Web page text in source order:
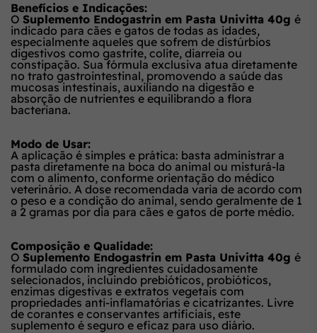
Benefícios e Indicações:
O Suplemento Endogastrin em Pasta Univitta 40g é
indicado para cães e gatos de todas as idades,
especialmente aqueles que sofrem de distúrbios
digestivos como gastrite, colite, diarreia ou
constipação. Sua fórmula exclusiva atua diretamente
no trato gastrointestinal, promovendo a saúde das
mucosas intestinais, auxiliando na digestão e
absorção de nutrientes e equilibrando a flora
bacteriana.
Modo de Usar:
A aplicação é simples e prática: basta administrar a
pasta diretamente na boca do animal ou misturá-la
com o alimento, conforme orientação do médico
veterinário. A dose recomendada varia de acordo com
o peso e a condição do animal, sendo geralmente de 1
a 2 gramas por dia para cães e gatos de porte médio.
Composição e Qualidade:
O Suplemento Endogastrin em Pasta Univitta 40g é
formulado com ingredientes cuidadosamente
selecionados, incluindo prebióticos, probióticos,
enzimas digestivas e extratos vegetais com
propriedades anti-inflamatórias e cicatrizantes. Livre
de corantes e conservantes artificiais, este
suplemento é seguro e eficaz para uso diário.